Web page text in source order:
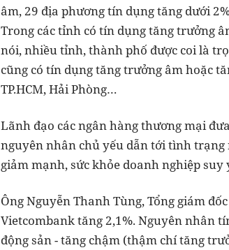
âm, 29 địa phương tín dụng tăng dưới
Trong các tỉnh có tín dụng tăng trưởng
nói, nhiều tỉnh, thành phố được coi là
cũng có tín dụng tăng trưởng âm hoặc
TP.HCM, Hải Phòng…
Lãnh đạo các ngân hàng thương mại
nguyên nhân chủ yếu dẫn tới tình trạng
giảm mạnh, sức khỏe doanh nghiệp
Ông Nguyễn Thanh Tùng, Tổng giám
Vietcombank tăng 2,1%. Nguyên nhân
động sản - tăng chậm (thậm chí tăng